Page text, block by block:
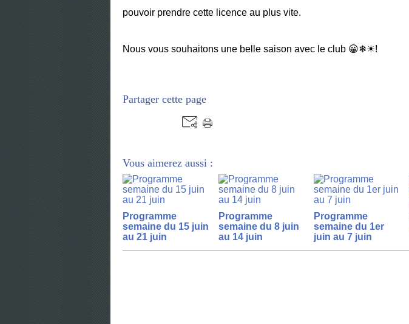
pouvoir prendre cette licence au plus vite.
Nous vous souhaitons une belle saison avec le club 😀❄☀!
Partager cette page
Vous aimerez aussi :
Programme
semaine du 15 juin
au 21 juin
Programme
semaine du 8 juin
au 14 juin
Programme
semaine du 1er
juin au 7 juin